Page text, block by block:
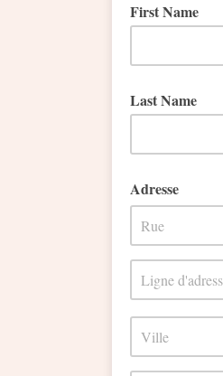
First Name
Last Name
Adresse